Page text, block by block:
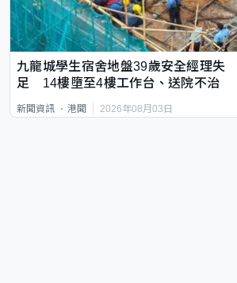
九龍城學生宿舍地盤39歲安全經理失
足 14樓墮至4樓工作台、送院不治
新聞資訊 港聞 2026年08月03日